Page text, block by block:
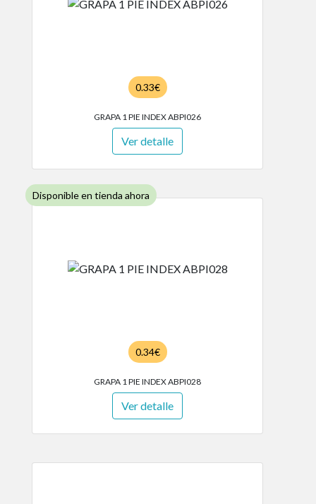
0.33€
GRAPA 1 PIE INDEX ABPI026
Ver detalle
Disponible en tienda ahora
0.34€
GRAPA 1 PIE INDEX ABPI028
Ver detalle